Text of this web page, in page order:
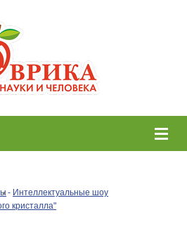
Toggle
Интеллектуальные шоу
кристалла"